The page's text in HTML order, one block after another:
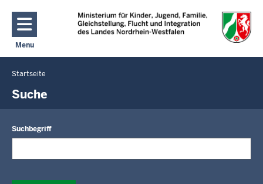
Direkt zum Inhalt
Menu
Navigation aktivieren/deaktivieren: Hauptmenü
Sie
befinden
Startseite
Suche
Suchbegriff